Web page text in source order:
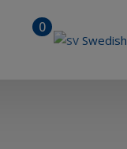
0
Swedish